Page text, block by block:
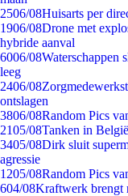
2506/08Huisarts per
1906/08Drone met
hybride aanval
6006/08Waterschappen
leeg
2406/08
ontslagen
3806/08Random Pics
2105/08Tanken in
3405/08Dirk sluit
agressie
1205/08Random Pics
604/08Kraftwerk brengt